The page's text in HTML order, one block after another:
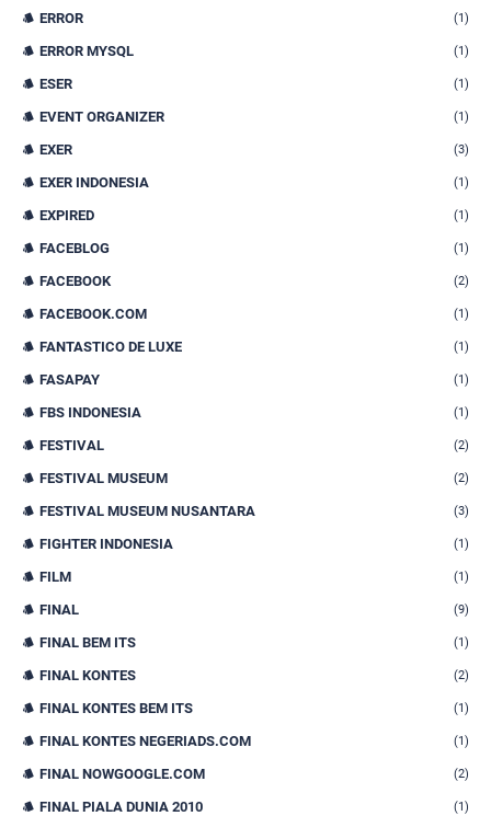
ERROR (1)
ERROR MYSQL (1)
ESER (1)
EVENT ORGANIZER (1)
EXER (3)
EXER INDONESIA (1)
EXPIRED (1)
FACEBLOG (1)
FACEBOOK (2)
FACEBOOK.COM (1)
FANTASTICO DE LUXE (1)
FASAPAY (1)
FBS INDONESIA (1)
FESTIVAL (2)
FESTIVAL MUSEUM (2)
FESTIVAL MUSEUM NUSANTARA (3)
FIGHTER INDONESIA (1)
FILM (1)
FINAL (9)
FINAL BEM ITS (1)
FINAL KONTES (2)
FINAL KONTES BEM ITS (1)
FINAL KONTES NEGERIADS.COM (1)
FINAL NOWGOOGLE.COM (2)
FINAL PIALA DUNIA 2010 (1)